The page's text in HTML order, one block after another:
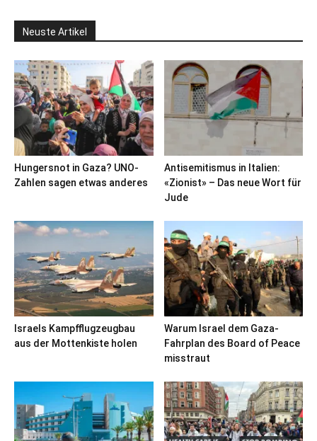
Neuste Artikel
Hungersnot in Gaza? UNO-
Zahlen sagen etwas anderes
Antisemitismus in Italien:
«Zionist» – Das neue Wort für
Jude
Israels Kampfflugzeugbau
aus der Mottenkiste holen
Warum Israel dem Gaza-
Fahrplan des Board of Peace
misstraut